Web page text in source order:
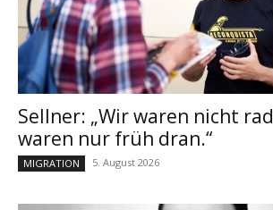
Sellner: „Wir waren nicht
waren nur früh dran.“
MIGRATION 5. August 2026